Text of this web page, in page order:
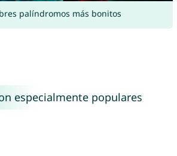
palíndromos más bonitos
especialmente populares